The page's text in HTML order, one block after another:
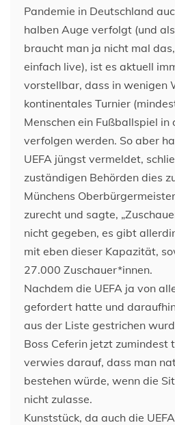
Pandemie in Deutschland
halben Auge verfolgt (und
braucht man ja nicht mal
einfach live), ist es aktuell
vorstellbar, dass in wenigen
kontinentales Turnier
Menschen ein Fußballspiel in
verfolgen werden. So aber
UEFA jüngst vermeldet,
zuständigen Behörden dies
Münchens
zurecht und sagte,
nicht gegeben, es gibt
mit eben dieser Kapazität,
27.000 Zuschauer*innen.
Nachdem die UEFA ja von
gefordert hatte und
aus der Liste gestrichen
Boss Ceferin jetzt zumindest
verwies darauf, dass man
bestehen würde, wenn die
nicht zulasse.
Kunststück, da auch die